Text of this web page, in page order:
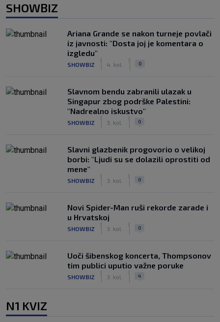
SHOWBIZ
Ariana Grande se nakon turneje povlači
iz javnosti: "Dosta joj je komentara o
izgledu"
SHOWBIZ 4. kol. 0
Slavnom bendu zabranili ulazak u
Singapur zbog podrške Palestini:
"Nadrealno iskustvo"
SHOWBIZ 3. kol. 0
Slavni glazbenik progovorio o velikoj
borbi: "Ljudi su se dolazili oprostiti od
mene"
SHOWBIZ 3. kol. 0
Novi Spider-Man ruši rekorde zarade i
u Hrvatskoj
SHOWBIZ 3. kol. 0
Uoči šibenskog koncerta, Thompsonov
tim publici uputio važne poruke
SHOWBIZ 3. kol. 4
N1 KVIZ